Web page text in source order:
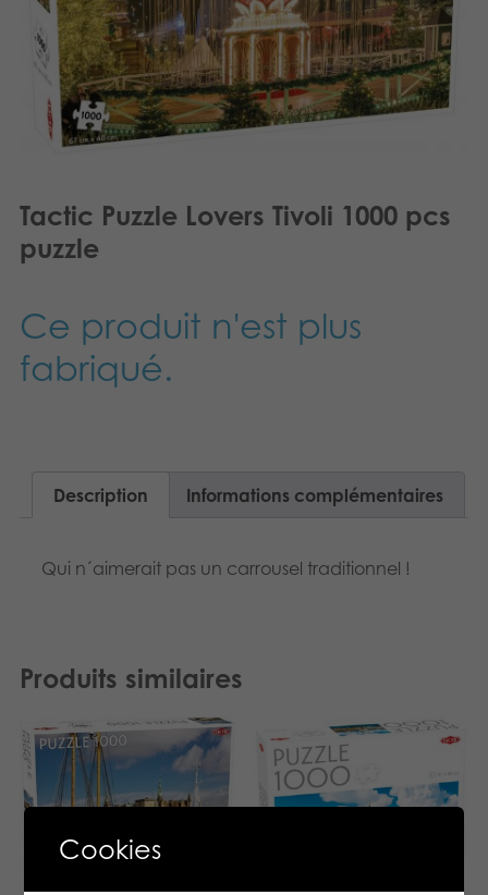
Produits archivés
Applications mobiles
Dansk
Nederlands
Norsk
Svenska
Deutsch
Tactic Puzzle Lovers Tivoli 1000 pcs
puzzle
Ce produit n'est plus
fabriqué.
Description Informations complémentaires
Qui n´aimerait pas un carrousel traditionnel !
Produits similaires
Cookies